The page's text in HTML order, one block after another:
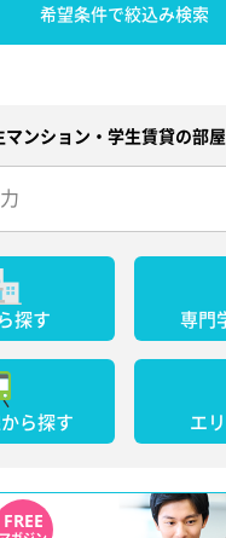
希望条件で絞込み検索
マンション・学生賃貸の部
探す 専門
ら探す エ
FREE